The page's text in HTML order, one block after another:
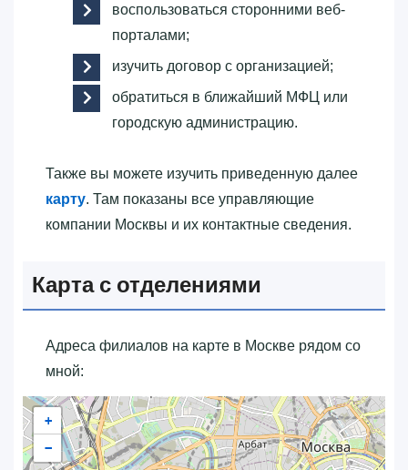
воспользоваться сторонними веб-
порталами;
изучить договор с организацией;
обратиться в ближайший МФЦ или
городскую администрацию.
Также вы можете изучить приведенную далее
карту. Там показаны все управляющие
компании Москвы и их контактные сведения.
Карта с отделениями
Адреса филиалов на карте в Москве рядом со
мной:
+
−